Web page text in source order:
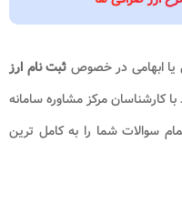
یا ابهامی در خصوص ثبت نام ارز
کارشناسان مرکز مشاورهسامانه
سوالات شما را به کامل ترین